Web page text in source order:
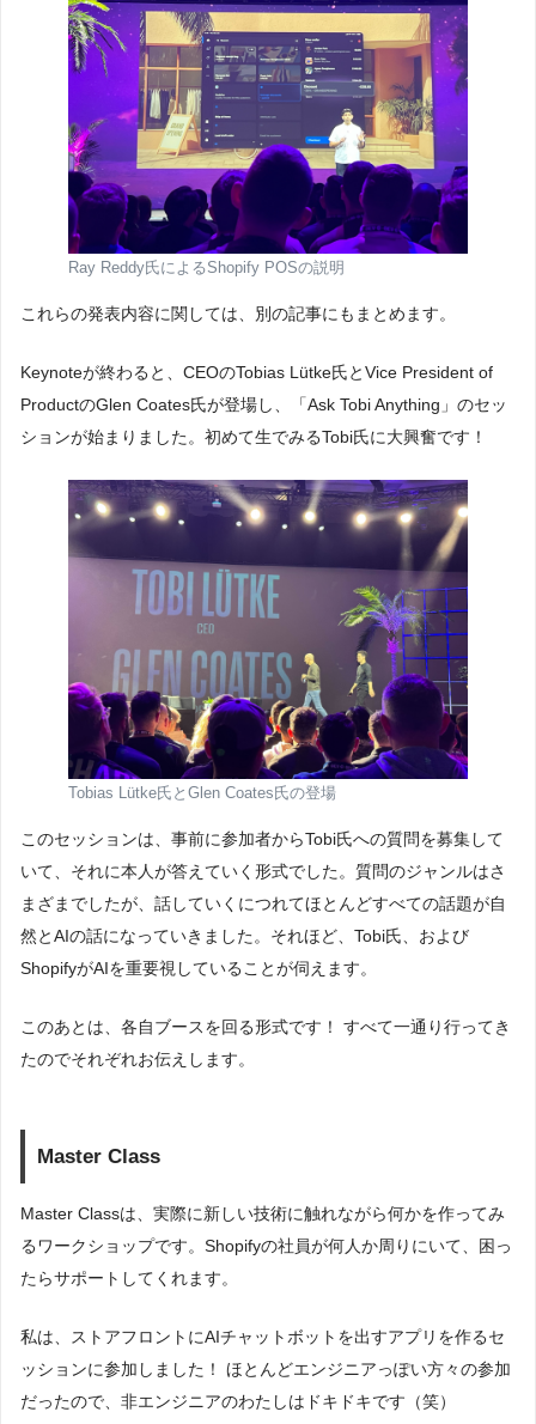
Ray Reddy氏によるShopify POSの説明
これらの発表内容に関しては、別の記事にもまとめます。
Keynoteが終わると、CEOのTobias Lütke氏とVice President of
ProductのGlen Coates氏が登場し、「Ask Tobi Anything」のセッ
ションが始まりました。初めて生でみるTobi氏に大興奮です！
Tobias Lütke氏とGlen Coates氏の登場
このセッションは、事前に参加者からTobi氏への質問を募集して
いて、それに本人が答えていく形式でした。質問のジャンルはさ
まざまでしたが、話していくにつれてほとんどすべての話題が自
然とAIの話になっていきました。それほど、Tobi氏、および
ShopifyがAIを重要視していることが伺えます。
このあとは、各自ブースを回る形式です！ すべて一通り行ってき
たのでそれぞれお伝えします。
Master Class
Master Classは、実際に新しい技術に触れながら何かを作ってみ
るワークショップです。Shopifyの社員が何人か周りにいて、困っ
たらサポートしてくれます。
私は、ストアフロントにAIチャットボットを出すアプリを作るセ
ッションに参加しました！ ほとんどエンジニアっぽい方々の参加
だったので、非エンジニアのわたしはドキドキです（笑）